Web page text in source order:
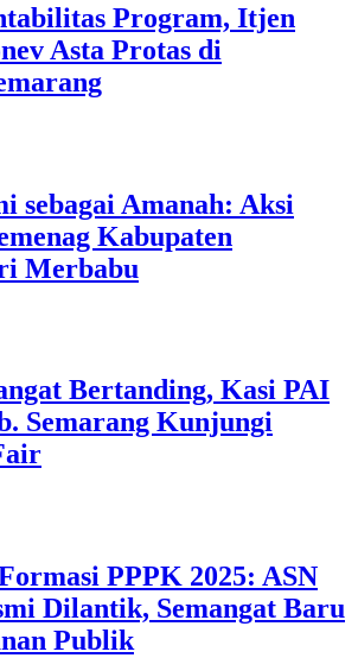
Program, Itjen
Asta Protas di
sebagai Amanah: Aksi
Kabupaten
Merbabu
Bertanding, Kasi PAI
Semarang Kunjungi
PPPK 2025: ASN
Dilantik, Semangat Baru
Publik